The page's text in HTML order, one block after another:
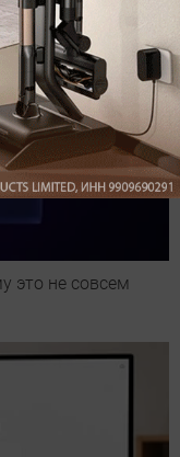
это не совсем